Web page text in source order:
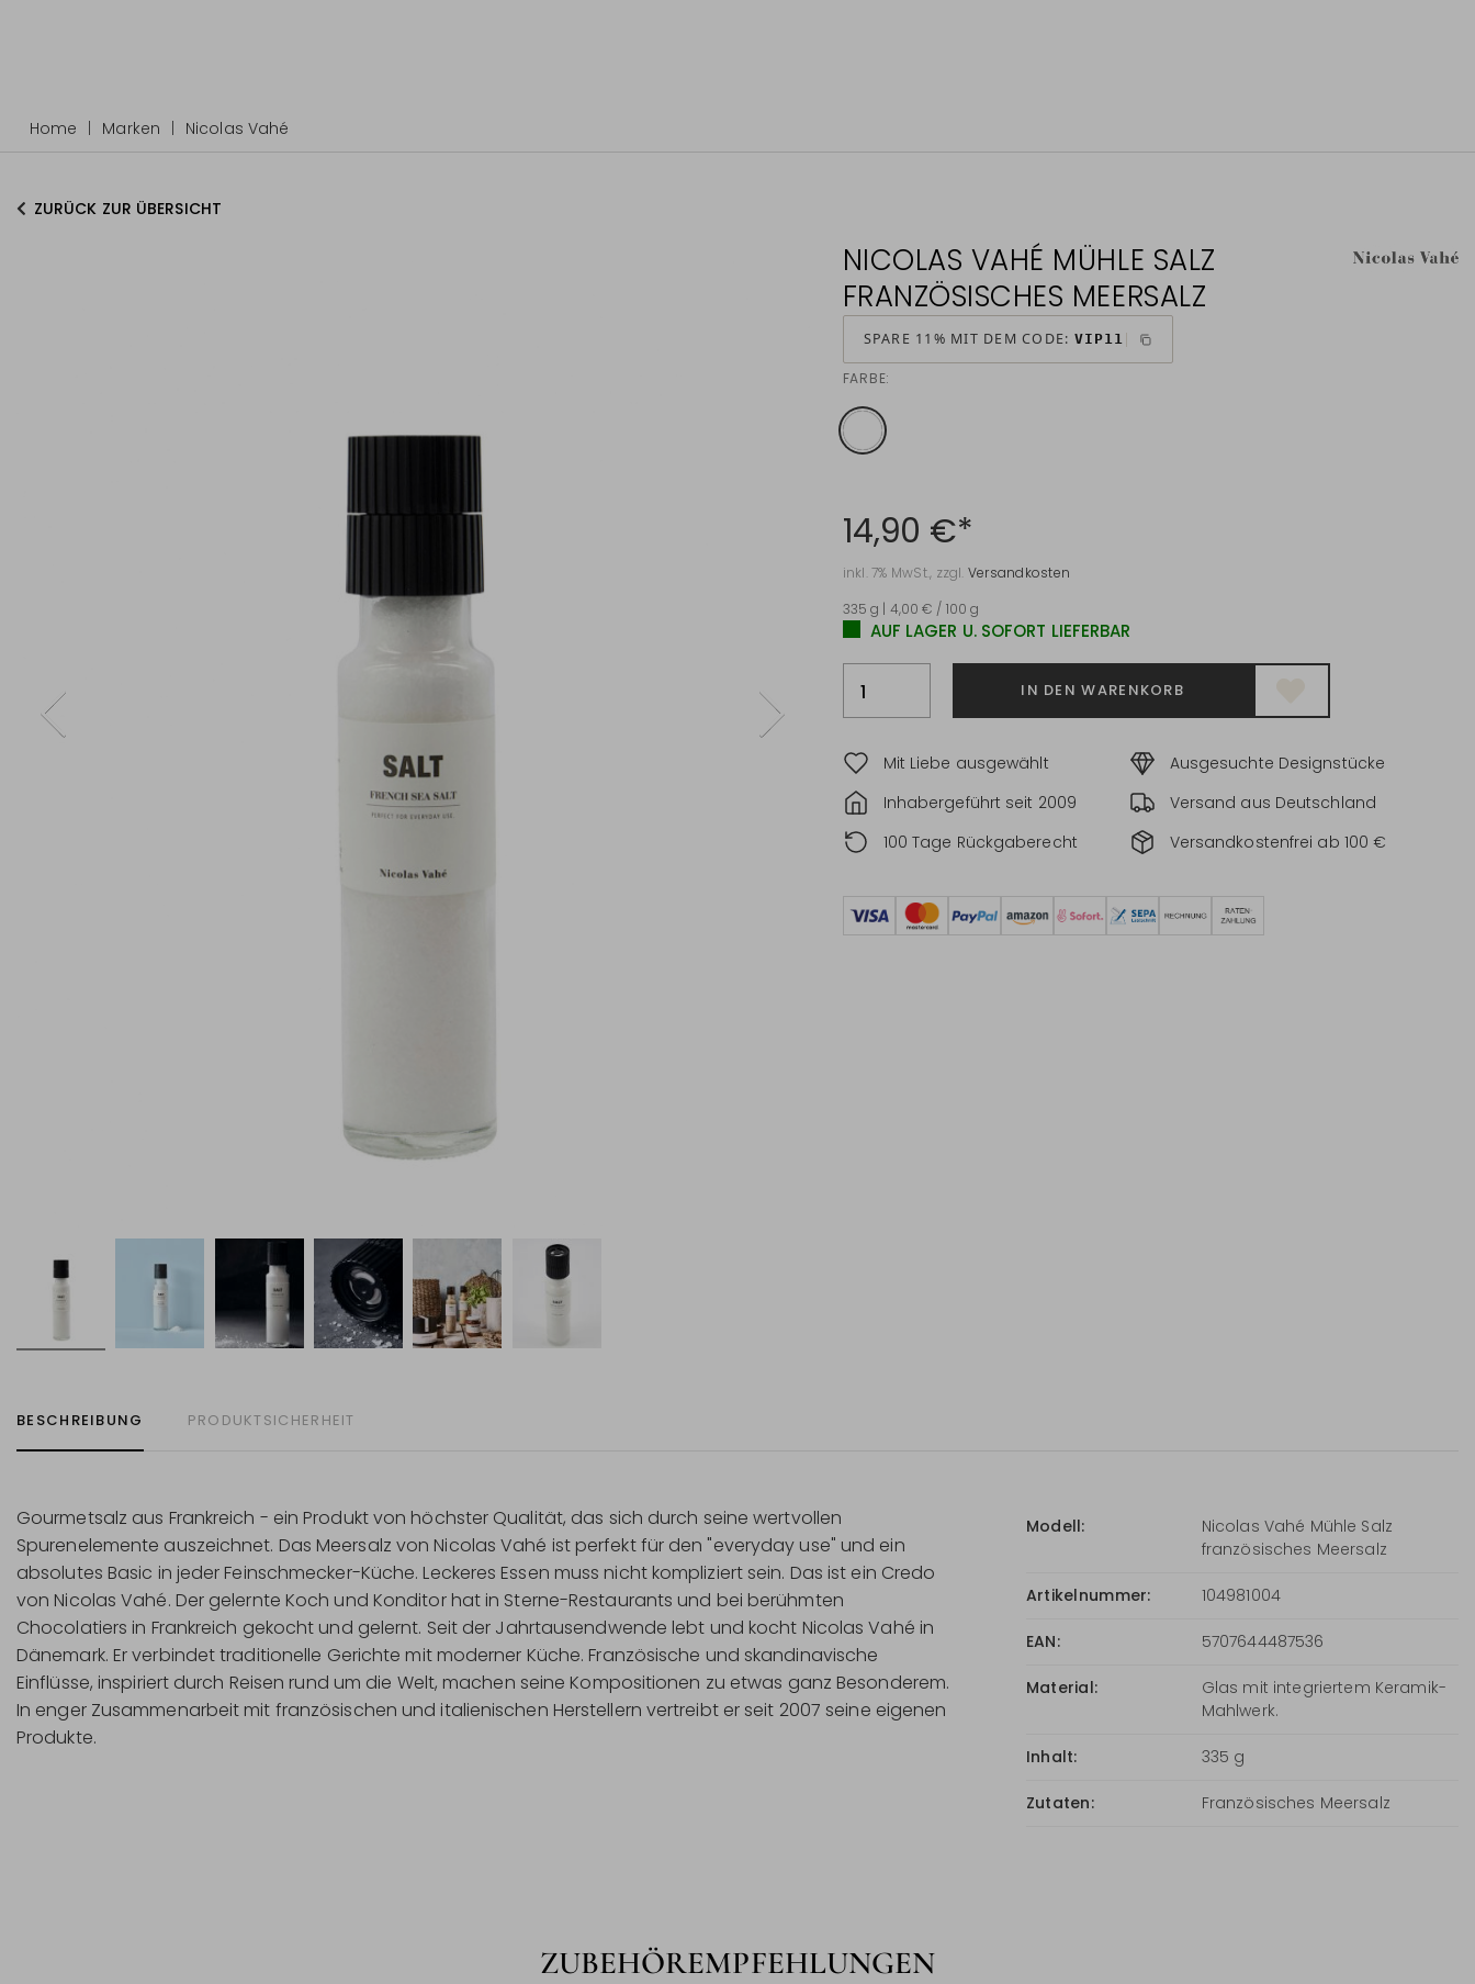
Home Marken Nicolas Vahé
ZURÜCK ZUR ÜBERSICHT
NICOLAS VAHÉ MÜHLE SALZ
FRANZÖSISCHES MEERSALZ
SPARE 11% MIT DEM CODE: VIP11
FARBE:
14,90 €*
inkl. 7% MwSt., zzgl. Versandkosten
335 g | 4,00 € / 100 g
AUF LAGER U. SOFORT LIEFERBAR
IN DEN WARENKORB
Mit Liebe ausgewählt
Ausgesuchte Designstücke
Inhabergeführt seit 2009
Versand aus Deutschland
100 Tage Rückgaberecht
Versandkostenfrei ab 100 €
BESCHREIBUNG PRODUKTSICHERHEIT
Gourmetsalz aus Frankreich - ein Produkt von höchster Qualität, das sich durch seine wertvollen
Spurenelemente auszeichnet. Das Meersalz von Nicolas Vahé ist perfekt für den "everyday use" und ein
absolutes Basic in jeder Feinschmecker-Küche. Leckeres Essen muss nicht kompliziert sein. Das ist ein Credo
von Nicolas Vahé. Der gelernte Koch und Konditor hat in Sterne-Restaurants und bei berühmten
Chocolatiers in Frankreich gekocht und gelernt. Seit der Jahrtausendwende lebt und kocht Nicolas Vahé in
Dänemark. Er verbindet traditionelle Gerichte mit moderner Küche. Französische und skandinavische
Einflüsse, inspiriert durch Reisen rund um die Welt, machen seine Kompositionen zu etwas ganz Besonderem.
In enger Zusammenarbeit mit französischen und italienischen Herstellern vertreibt er seit 2007 seine eigenen
Produkte.
Modell:
Nicolas Vahé Mühle Salz
französisches Meersalz
Artikelnummer: 104981004
EAN: 5707644487536
Material:
Glas mit integriertem Keramik-
Mahlwerk.
Inhalt: 335 g
Zutaten: Französisches Meersalz
ZUBEHÖREMPFEHLUNGEN